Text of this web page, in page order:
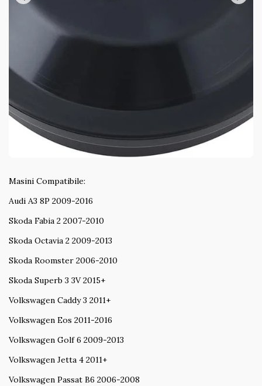
Masini Compatibile:
Audi A3 8P 2009-2016
Skoda Fabia 2 2007-2010
Skoda Octavia 2 2009-2013
Skoda Roomster 2006-2010
Skoda Superb 3 3V 2015+
Volkswagen Caddy 3 2011+
Volkswagen Eos 2011-2016
Volkswagen Golf 6 2009-2013
Volkswagen Jetta 4 2011+
Volkswagen Passat B6 2006-2008